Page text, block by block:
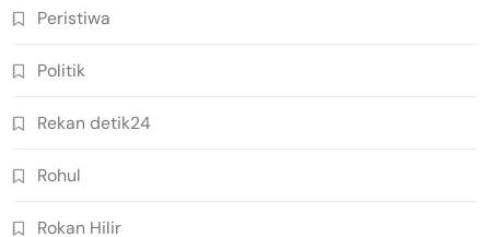
Peristiwa
Politik
Rekan detik24
Rohul
Rokan Hilir